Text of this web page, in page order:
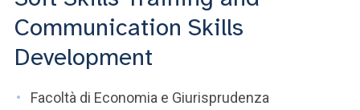
Communication Skills
Development
Facoltà di Economia e Giurisprudenza